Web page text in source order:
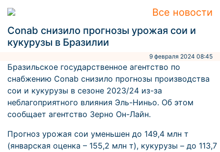
Все новости
Conab снизило прогнозы урожая сои и
кукурузы в Бразилии
9 февраля 2024 08:45
Бразильское государственное агентство по
снабжению Conab снизило прогнозы производства
сои и кукурузы в сезоне 2023/24 из-за
неблагоприятного влияния Эль-Ниньо. Об этом
сообщает агентство Зерно Он-Лайн.
Прогноз урожая сои уменьшен до 149,4 млн т
(январская оценка – 155,2 млн т), кукурузы – до 113,7